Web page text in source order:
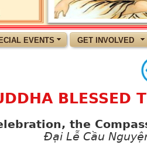
EVENTS GET INVOLVED
BLESSED
the
Đại Lễ Cầu